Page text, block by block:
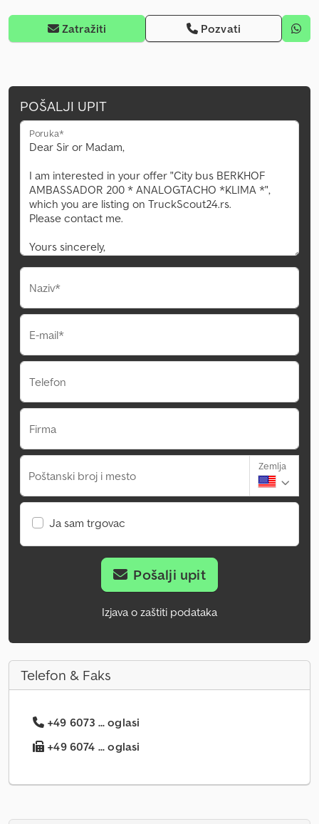
Zatražiti Pozvati
POŠALJI UPIT
Poruka*
Naziv*
E-mail*
Telefon
Firma
Poštanski broj i mesto
Zemlja
Ja sam trgovac
Pošalji upit
Izjava o zaštiti podataka
Telefon & Faks
+49 6073 ... oglasi
+49 6074 ... oglasi